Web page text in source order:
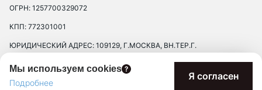
Мы используем cookies
Подробнее
Я согласен
ОГРН: 1257700329072
КПП: 772301001
ЮРИДИЧЕСКИЙ АДРЕС: 109129, Г.МОСКВА, ВН.ТЕР.Г.
ТЕКСТИЛЬЩИКОВ, Д. 13, К. 2, ПОМЕЩ. 17/8П